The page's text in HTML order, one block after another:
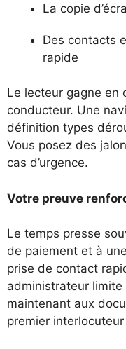
La copie
Des contacts
rapide
Le lecteur gagne en
conducteur. Une
définition types
Vous posez des
cas d’urgence.
Votre preuve
Le temps presse
de paiement et à
prise de contact
administrateur
maintenant aux
premier